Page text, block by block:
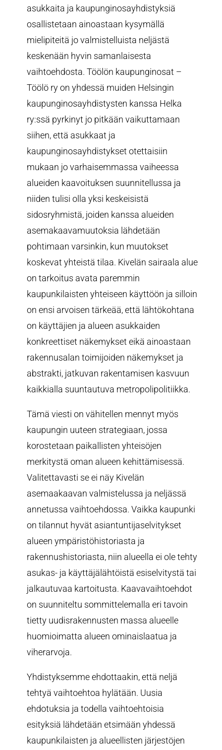
asukkaita ja kaupunginosayhdistyksiä
osallistetaan ainoastaan kysymällä
mielipiteitä jo valmistelluista neljästä
keskenään hyvin samanlaisesta
vaihtoehdosta. Töölön kaupunginosat –
Töölö ry on yhdessä muiden Helsingin
kaupunginosayhdistysten kanssa Helka
ry:ssä pyrkinyt jo pitkään vaikuttamaan
siihen, että asukkaat ja
kaupunginosayhdistykset otettaisiin
mukaan jo varhaisemmassa vaiheessa
alueiden kaavoituksen suunnitellussa ja
niiden tulisi olla yksi keskeisistä
sidosryhmistä, joiden kanssa alueiden
asemakaavamuutoksia lähdetään
pohtimaan varsinkin, kun muutokset
koskevat yhteistä tilaa. Kivelän sairaala alue
on tarkoitus avata paremmin
kaupunkilaisten yhteiseen käyttöön ja silloin
on ensi arvoisen tärkeää, että lähtökohtana
on käyttäjien ja alueen asukkaiden
konkreettiset näkemykset eikä ainoastaan
rakennusalan toimijoiden näkemykset ja
abstrakti, jatkuvan rakentamisen kasvuun
kaikkialla suuntautuva metropolipolitiikka.
Tämä viesti on vähitellen mennyt myös
kaupungin uuteen strategiaan, jossa
korostetaan paikallisten yhteisöjen
merkitystä oman alueen kehittämisessä.
Valitettavasti se ei näy Kivelän
asemaakaavan valmistelussa ja neljässä
annetussa vaihtoehdossa. Vaikka kaupunki
on tilannut hyvät asiantuntijaselvitykset
alueen ympäristöhistoriasta ja
rakennushistoriasta, niin alueella ei ole tehty
asukas- ja käyttäjälähtöistä esiselvitystä tai
jalkautuvaa kartoitusta. Kaavavaihtoehdot
on suunniteltu sommittelemalla eri tavoin
tietty uudisrakennusten massa alueelle
huomioimatta alueen ominaislaatua ja
viherarvoja.
Yhdistyksemme ehdottaakin, että neljä
tehtyä vaihtoehtoa hylätään. Uusia
ehdotuksia ja todella vaihtoehtoisia
esityksiä lähdetään etsimään yhdessä
kaupunkilaisten ja alueellisten järjestöjen